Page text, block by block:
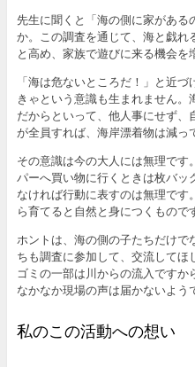
先生に聞くと「海の側に家がある
か。この調査を通じて、海と戯れ
と高め、家族で遊びに来る機会を
「海は危ないところだ！」と近
きゃという意識も生まれません。
だからといって、他人事にせず
が全員すれば、海岸漂着物は減っ
その意識は今の大人には無理で
パーへ買い物に行くときは枚バッ
なければ行動に表すのは無理で
ら育てると自然と身につくもので
ホントは、海の側の子たちだけで
ちも調査に参加して、交流して
ゴミの一部は川からの流入ですか
なかなか現場の声は届かないよう
私のこの活動への想い